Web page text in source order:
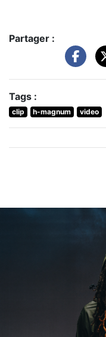
Partager :
Tags :
clip h-magnum video